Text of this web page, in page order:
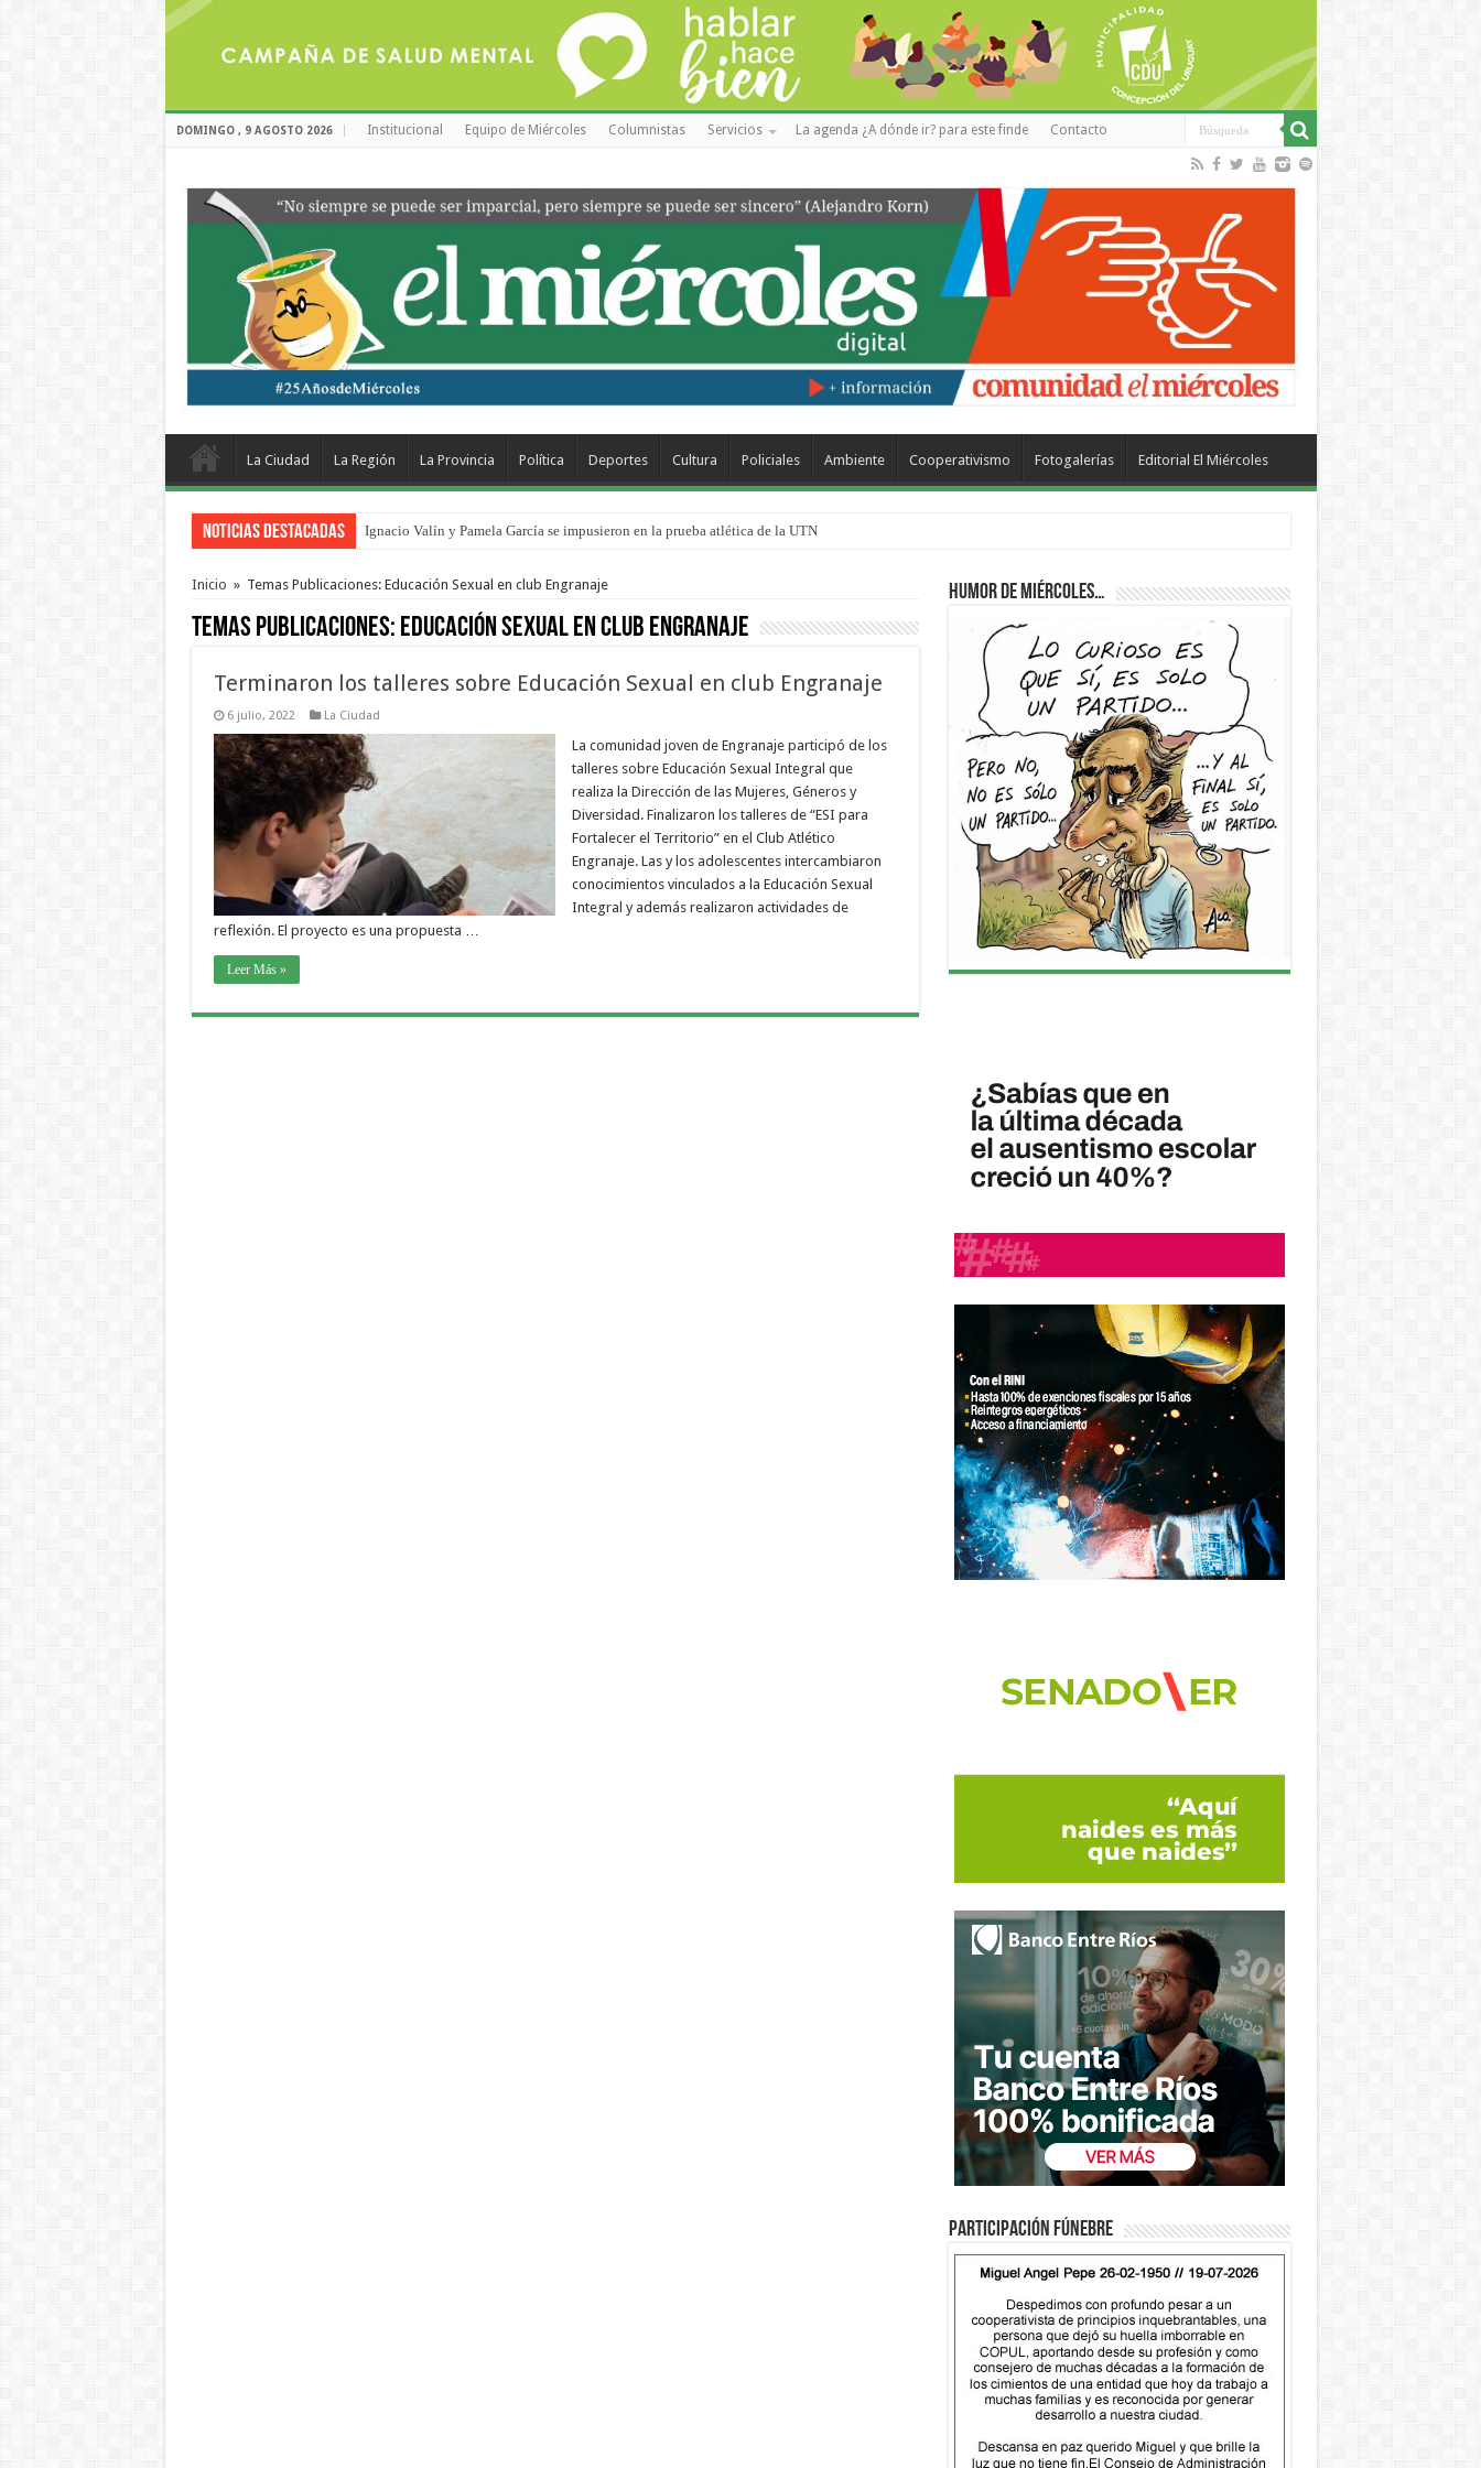
DOMINGO , 9 AGOSTO 2026 Institucional Equipo de Miércoles Columnistas Servicios La agenda ¿A dónde ir? para este finde Contacto
La Ciudad La Región La Provincia Política Deportes Cultura Policiales Ambiente Cooperativismo Fotogalerías Editorial El Miércoles
Noticias Destacadas Ignacio Valín y Pamela García se impusieron en la prueba atlética de la UTN
Traigo el litoral en mi canción: 100 años de Aníbal Sampayo
Inicio » Temas Publicaciones: Educación Sexual en club Engranaje
Temas Publicaciones: Educación Sexual en club Engranaje
Terminaron los talleres sobre Educación Sexual en club Engranaje
6 julio, 2022 La Ciudad
La comunidad joven de Engranaje participó de los
talleres sobre Educación Sexual Integral que
realiza la Dirección de las Mujeres, Géneros y
Diversidad. Finalizaron los talleres de “ESI para
Fortalecer el Territorio” en el Club Atlético
Engranaje. Las y los adolescentes intercambiaron
conocimientos vinculados a la Educación Sexual
Integral y además realizaron actividades de
reflexión. El proyecto es una propuesta …
Leer Más »
Humor de Miércoles…
Participación fúnebre